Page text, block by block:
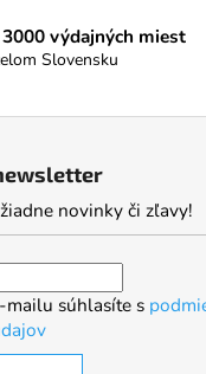
3000 výdajných miest
Slovensku
novinky či zľavy!
súhlasíte s